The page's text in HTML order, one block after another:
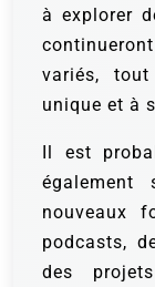
à explorer
variés,
unique et à
Il est
également
nouveaux
podcasts,
des